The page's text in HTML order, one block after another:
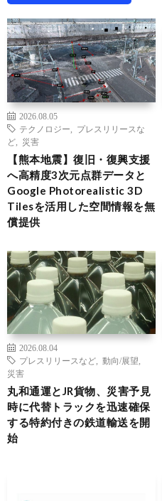
2026.08.05
テクノロジー
プレスリリースな
ど
災害
【熊本地震】復旧・復興支援
へ高精度3次元点群データと
Google Photorealistic 3D
Tilesを活用した空間情報を無
償提供
2026.08.04
プレスリリースなど
動向/展望
災害
丸和通運とJR貨物、災害予見
時に代替トラックを迅速確保
する特約付きの鉄道輸送を開
始